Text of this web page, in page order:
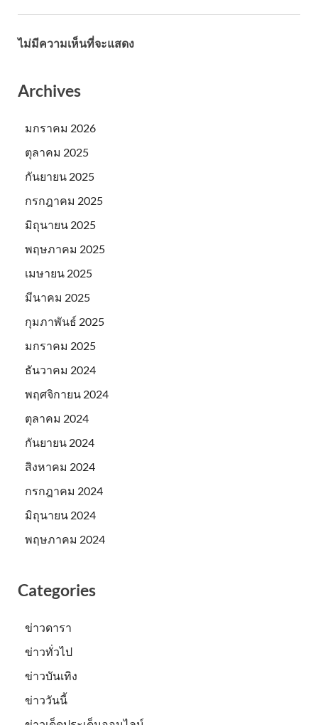
ไม่มีความเห็นที่จะแสดง
Archives
มกราคม 2026
ตุลาคม 2025
กันยายน 2025
กรกฎาคม 2025
มิถุนายน 2025
พฤษภาคม 2025
เมษายน 2025
มีนาคม 2025
กุมภาพันธ์ 2025
มกราคม 2025
ธันวาคม 2024
พฤศจิกายน 2024
ตุลาคม 2024
กันยายน 2024
สิงหาคม 2024
กรกฎาคม 2024
มิถุนายน 2024
พฤษภาคม 2024
Categories
ข่าวดารา
ข่าวทั่วไป
ข่าวบันเทิง
ข่าววันนี้